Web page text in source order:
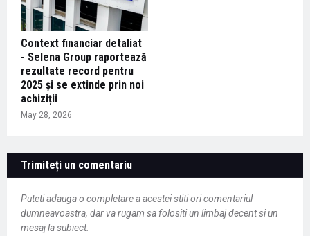
Context financiar detaliat
- Selena Group raportează
rezultate record pentru
2025 și se extinde prin noi
achiziții
May 28, 2026
Trimiteți un comentariu
Puteti adauga o completare a acestei stiti ori comentariul
dumneavoastra, dar va rugam sa folositi un limbaj decent si un
mesaj la subiect.